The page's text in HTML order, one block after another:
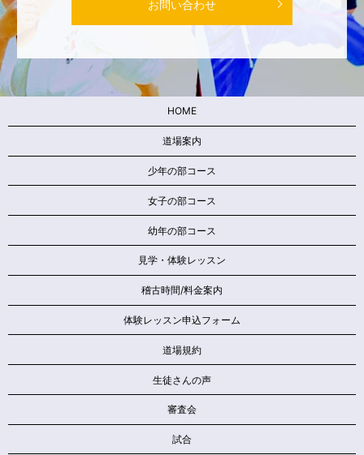
お問い合わせ
HOME
道場案内
少年の部コース
女子の部コース
幼年の部コース
見学・体験レッスン
稽古時間/料金案内
体験レッスン申込フォーム
道場規約
生徒さんの声
審査会
試合